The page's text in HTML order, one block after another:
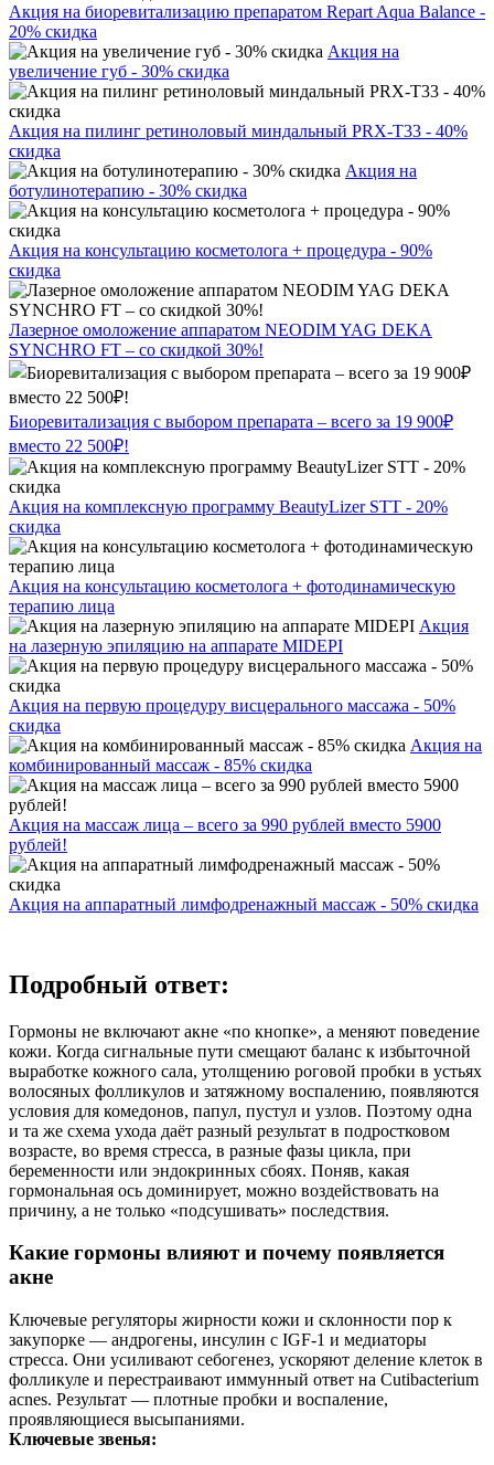
Акция на биоревитализацию препаратом Repart Aqua Balance -
20% скидка
Акция на
увеличение губ - 30% скидка
Акция на пилинг ретиноловый миндальный PRX-T33 - 40%
скидка
Акция на
ботулинотерапию - 30% скидка
Акция на консультацию косметолога + процедура - 90%
скидка
Лазерное омоложение аппаратом NEODIM YAG DEKA
SYNCHRO FT – со скидкой 30%!
Биоревитализация с выбором препарата – всего за 19 900₽
вместо 22 500₽!
Акция на комплексную программу BeautyLizer STT - 20%
скидка
Акция на консультацию косметолога + фотодинамическую
терапию лица
Акция
на лазерную эпиляцию на аппарате MIDEPI
Акция на первую процедуру висцерального массажа - 50%
скидка
Акция на
комбинированный массаж - 85% скидка
Акция на массаж лица – всего за 990 рублей вместо 5900
рублей!
Акция на аппаратный лимфодренажный массаж - 50% скидка
Подробный ответ:
Гормоны не включают акне «по кнопке», а меняют поведение
кожи. Когда сигнальные пути смещают баланс к избыточной
выработке кожного сала, утолщению роговой пробки в устьях
волосяных фолликулов и затяжному воспалению, появляются
условия для комедонов, папул, пустул и узлов. Поэтому одна
и та же схема ухода даёт разный результат в подростковом
возрасте, во время стресса, в разные фазы цикла, при
беременности или эндокринных сбоях. Поняв, какая
гормональная ось доминирует, можно воздействовать на
причину, а не только «подсушивать» последствия.
Какие гормоны влияют и почему появляется
акне
Ключевые регуляторы жирности кожи и склонности пор к
закупорке — андрогены, инсулин с IGF‑1 и медиаторы
стресса. Они усиливают себогенез, ускоряют деление клеток в
фолликуле и перестраивают иммунный ответ на Cutibacterium
acnes. Результат — плотные пробки и воспаление,
проявляющиеся высыпаниями.
Ключевые звенья: